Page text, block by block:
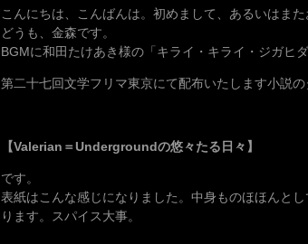
こんにちは、こんばんは。初めまして、あるいはまた
どうも、金森です。
BGMに和田たけあき様の「キライ・キライ・ジガヒ
第二十七回文学フリマ東京にて配布いたします小説
【Valerian＝Undergroundの悠々たる日々】
です。
表紙はこんな感じになりました。中身ものほほんと
ります。スパイス大事。